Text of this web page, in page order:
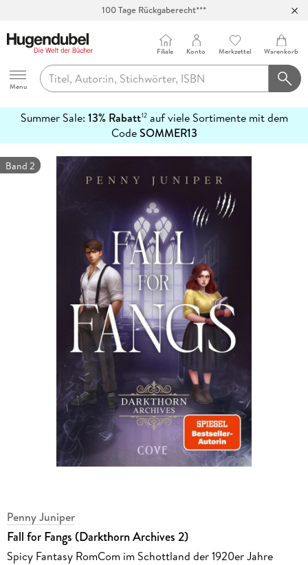
100 Tage Rückgaberecht***
Hugendubel
Menu
Filiale Konto Merkzettel Warenkorb
Summer Sale: 13% Rabatt12auf viele Sortimente mit dem
CodeSOMMER13
erfahren
Band 2
Penny Juniper
Fall for Fangs (Darkthorn Archives 2)
Spicy Fantasy RomCom im Schottland der 1920er Jahre